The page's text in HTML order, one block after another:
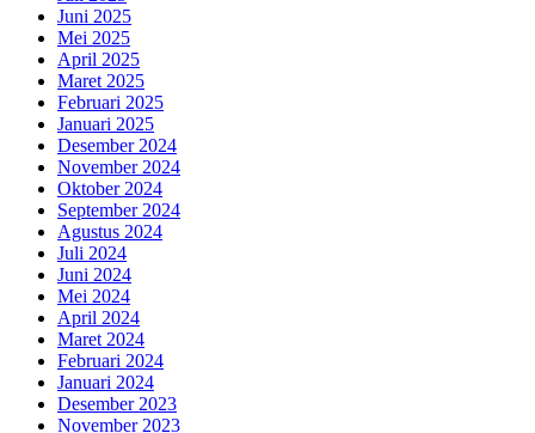
Juni 2025
Mei 2025
April 2025
Maret 2025
Februari 2025
Januari 2025
Desember 2024
November 2024
Oktober 2024
September 2024
Agustus 2024
Juli 2024
Juni 2024
Mei 2024
April 2024
Maret 2024
Februari 2024
Januari 2024
Desember 2023
November 2023